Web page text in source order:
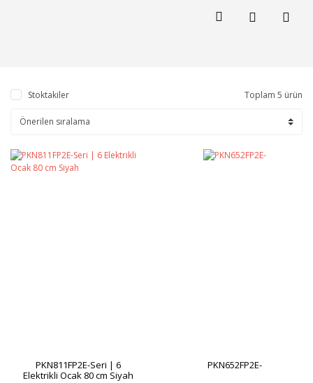
Stoktakiler Toplam 5 ürün
PKN811FP2E-Seri | 6
Elektrikli Ocak 80 cm Siyah
PKN652FP2E-